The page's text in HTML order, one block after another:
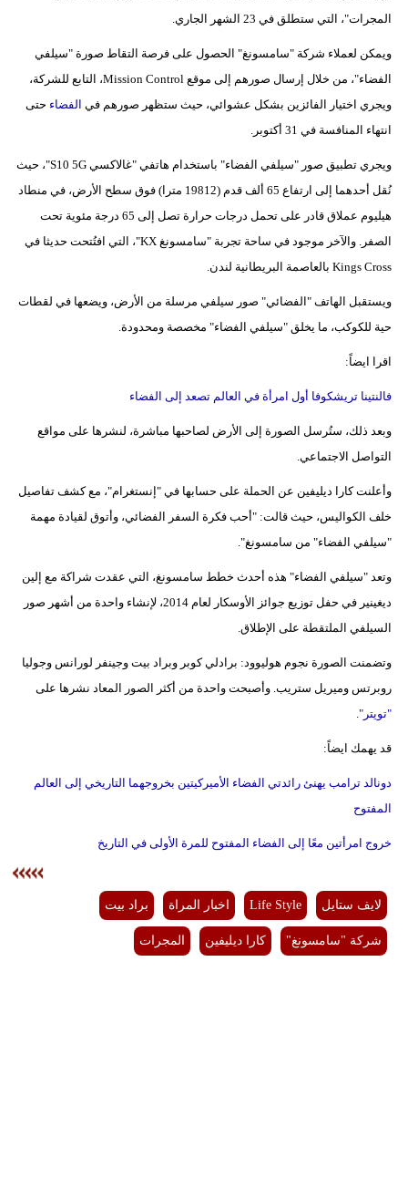
المجرات"، التي ستطلق في 23 الشهر الجاري.
ويمكن لعملاء شركة "سامسونغ" الحصول على فرصة التقاط صورة "سيلفي
الفضاء"، من خلال إرسال صورهم إلى موقع Mission Control، التابع للشركة،
ويجري اختيار الفائزين بشكل عشوائي، حيث ستظهر صورهم في الفضاء حتى
انتهاء المنافسة في 31 أكتوبر.
ويجري تطبيق صور "سيلفي الفضاء" باستخدام هاتفي "غالاكسي S10 5G"، حيث
نُقل أحدهما إلى ارتفاع 65 ألف قدم (19812 مترا) فوق سطح الأرض، في منطاد
هيليوم عملاق قادر على تحمل درجات حرارة تصل إلى 65 درجة مئوية تحت
الصفر. والآخر موجود في ساحة تجربة "سامسونغ KX"، التي افتُتحت حديثا في
Kings Cross بالعاصمة البريطانية لندن.
ويستقبل الهاتف "الفضائي" صور سيلفي مرسلة من الأرض، ويضعها في لقطات
حية للكوكب، ما يخلق "سيلفي الفضاء" مخصصة ومحدودة.
اقرا ايضاً:
فالنتينا تريشكوفا أول امرأة في العالم تصعد إلى الفضاء
وبعد ذلك، ستُرسل الصورة إلى الأرض لصاحبها مباشرة، لنشرها على مواقع
التواصل الاجتماعي.
وأعلنت كارا ديليفين عن الحملة على حسابها في "إنستغرام"، مع كشف تفاصيل
خلف الكواليس، حيث قالت: "أحب فكرة السفر الفضائي، وأتوق لقيادة مهمة
"سيلفي الفضاء" من سامسونغ".
وتعد "سيلفي الفضاء" هذه أحدث خطط سامسونغ، التي عقدت شراكة مع إلين
ديغينير في حفل توزيع جوائز الأوسكار لعام 2014، لإنشاء واحدة من أشهر صور
السيلفي الملتقطة على الإطلاق.
وتضمنت الصورة نجوم هوليوود: برادلي كوبر وبراد بيت وجينفر لورانس وجوليا
روبرتس وميريل ستريب. وأصبحت واحدة من أكثر الصور المعاد نشرها على
"تويتر".
قد يهمك ايضاً:
دونالد ترامب يهنئ رائدتي الفضاء الأميركيتين بخروجهما التاريخي إلى العالم
المفتوح
خروج امرأتين معًا إلى الفضاء المفتوح للمرة الأولى في التاريخ
لايف ستايل Life Style اخبار المراة براد بيت
شركة "سامسونغ" كارا ديليفين المجرات